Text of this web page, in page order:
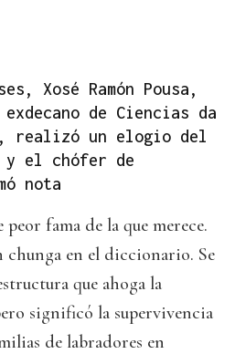
Xosé Ramón Pousa,
de Ciencias da
realizó un elogio del
y el chófer de
nota
fama de la que merece.
en el diccionario. Se
que ahoga la
significó la supervivencia
de labradores en